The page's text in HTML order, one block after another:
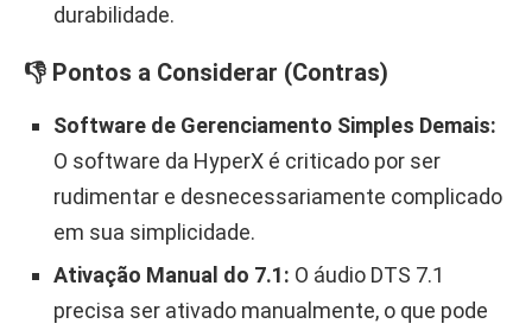
durabilidade.
👎 Pontos a Considerar (Contras)
Software de Gerenciamento Simples Demais:
O software da HyperX é criticado por ser
rudimentar e desnecessariamente complicado
em sua simplicidade.
Ativação Manual do 7.1: O áudio DTS 7.1
precisa ser ativado manualmente, o que pode